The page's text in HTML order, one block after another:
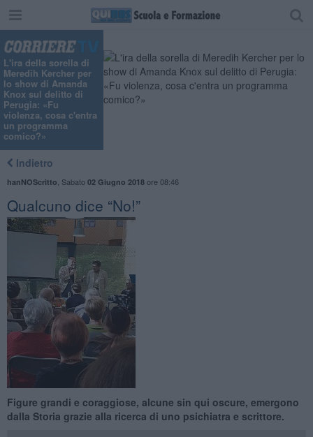
L'ira della sorella di
Meredih Kercher per
lo show di Amanda
Knox sul delitto di
Perugia: «Fu
violenza, cosa c'entra
un programma
comico?»
Indietro
hanNOScritto Sabato 02 Giugno 2018ore 08:46
​Qualcuno dice “No!”
Figure grandi e coraggiose, alcune sin qui oscure, emergono
dalla Storia grazie alla ricerca di uno psichiatra e scrittore.